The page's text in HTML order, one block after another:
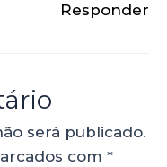
Responder
será publicado.
com *